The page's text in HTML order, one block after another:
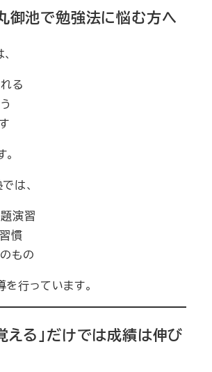
御池で勉強法に悩む方へ
る
は、
演習
慣
もの
行っています。
る」だけでは成績は伸び